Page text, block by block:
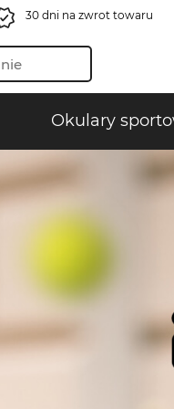
30 dni na zwrot towaru
Okulary